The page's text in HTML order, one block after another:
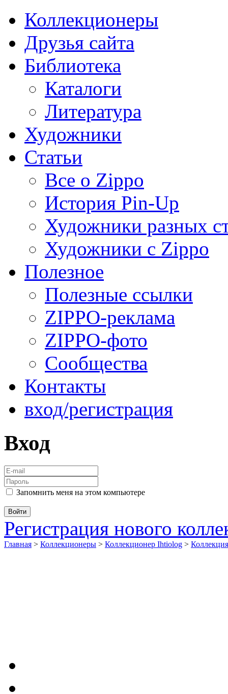
Коллекционеры
Друзья сайта
Библиотека
Каталоги
Литература
Художники
Статьи
Все о Zippo
История Pin-Up
Художники разных
Художники с Zippo
Полезное
Полезные ссылки
ZIPPO-реклама
ZIPPO-фото
Сообщества
Контакты
вход/регистрация
Вход
Запомнить меня на этом компьютере
Регистрация нового
Главная > Коллекционеры > Коллекционер Ihtiolog >